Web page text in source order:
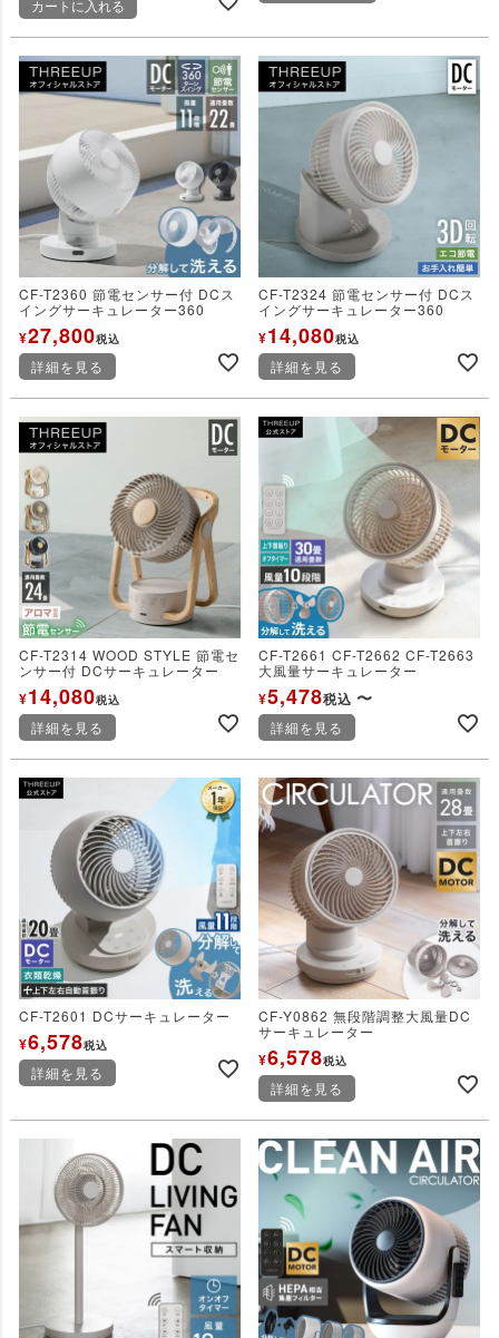
カートに入れる
CF-T2360 節電センサー付 DCス
イングサーキュレーター360
¥27,800税込
詳細を見る
CF-T2324 節電センサー付 DCス
イングサーキュレーター360
¥14,080税込
詳細を見る
CF-T2314 WOOD STYLE 節電セ
ンサー付 DCサーキュレーター
¥14,080税込
詳細を見る
CF-T2661 CF-T2662 CF-T2663
大風量サーキュレーター
¥5,478税込 〜
詳細を見る
CF-T2601 DCサーキュレーター
¥6,578税込
詳細を見る
CF-Y0862 無段階調整大風量DC
サーキュレーター
¥6,578税込
詳細を見る